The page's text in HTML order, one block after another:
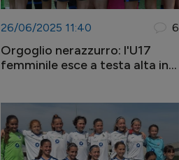
26/06/2025 11:40 6
Orgoglio nerazzurro: l'U17
femminile esce a testa alta in